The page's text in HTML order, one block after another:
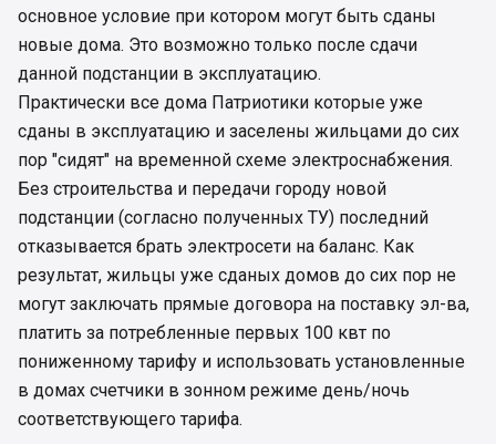
основное условие при котором могут быть сданы
новые дома. Это возможно только после сдачи
данной подстанции в эксплуатацию.
Практически все дома Патриотики которые уже
сданы в эксплуатацию и заселены жильцами до сих
пор "сидят" на временной схеме электроснабжения.
Без строительства и передачи городу новой
подстанции (согласно полученных ТУ) последний
отказывается брать электросети на баланс. Как
результат, жильцы уже сданых домов до сих пор не
могут заключать прямые договора на поставку эл-ва,
платить за потребленные первых 100 квт по
пониженному тарифу и использовать установленные
в домах счетчики в зонном режиме день/ночь
соответствующего тарифа.